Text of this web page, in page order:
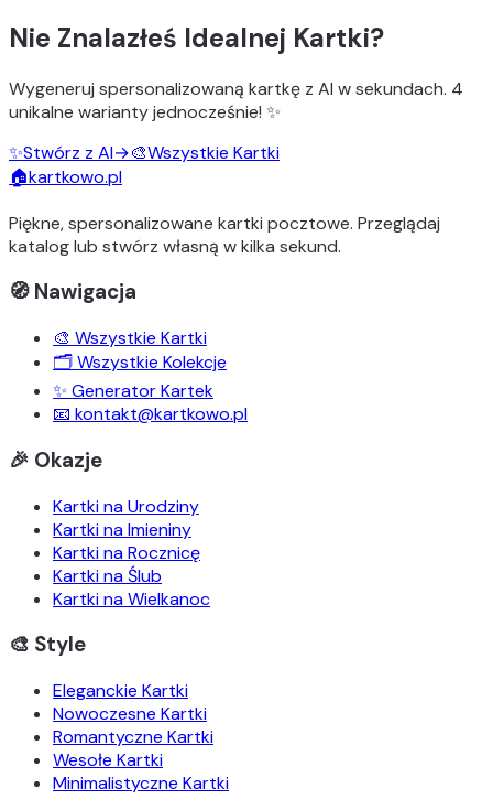
Nie Znalazłeś Idealnej Kartki?
Wygeneruj spersonalizowaną kartkę z AI w sekundach. 4
unikalne wariantyjednocześnie! ✨
✨Stwórz z AI→🎨Wszystkie Kartki
🏠kartkowo.pl
Piękne, spersonalizowane kartki pocztowe. Przeglądaj
katalog lub stwórz własną w kilka sekund.
🧭 Nawigacja
🎨 Wszystkie Kartki
🗂️ Wszystkie Kolekcje
✨ Generator Kartek
📧 kontakt@kartkowo.pl
🎉 Okazje
Kartki na Urodziny
Kartki na Imieniny
Kartki na Rocznicę
Kartki na Ślub
Kartki na Wielkanoc
🎨 Style
Eleganckie Kartki
Nowoczesne Kartki
Romantyczne Kartki
Wesołe Kartki
Minimalistyczne Kartki